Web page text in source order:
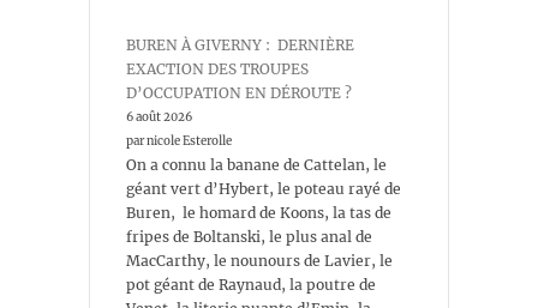
BUREN À GIVERNY : DERNIÈRE
EXACTION DES TROUPES
D’OCCUPATION EN DÉROUTE ?
6 août 2026
par nicole Esterolle
On a connu la banane de Cattelan, le
géant vert d’Hybert, le poteau rayé de
Buren, le homard de Koons, la tas de
fripes de Boltanski, le plus anal de
MacCarthy, le nounours de Lavier, le
pot géant de Raynaud, la poutre de